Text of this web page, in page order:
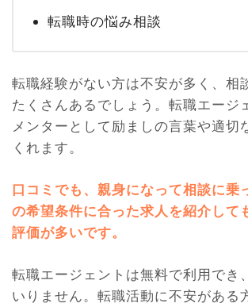
転職時の悩み相談
転職経験がない方は不安が多く、相
たくさんあるでしょう。転職エージ
メンターとして励ましの言葉や適切
くれます。
口コミでも、親身になって相談に乗
の希望条件に合った求人を紹介して
評価が多いです。
転職エージェントは無料で利用でき
いりません。転職活動に不安がある